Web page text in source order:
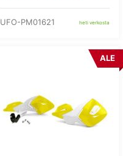
UFO-PM01621 heti verkosta
ALE